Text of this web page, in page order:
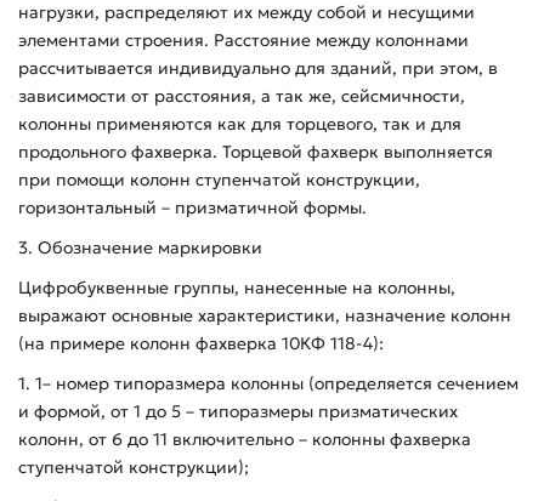
нагрузки, распределяют их между собой и несущими
элементами строения. Расстояние между колоннами
рассчитывается индивидуально для зданий, при этом, в
зависимости от расстояния, а так же, сейсмичности,
колонны применяются как для торцевого, так и для
продольного фахверка. Торцевой фахверк выполняется
при помощи колонн ступенчатой конструкции,
горизонтальный – призматичной формы.
3. Обозначение маркировки
Цифробуквенные группы, нанесенные на колонны,
выражают основные характеристики, назначение колонн
(на примере колонн фахверка 10КФ 118-4):
1. 1– номер типоразмера колонны (определяется сечением
и формой, от 1 до 5 – типоразмеры призматических
колонн, от 6 до 11 включительно – колонны фахверка
ступенчатой конструкции);